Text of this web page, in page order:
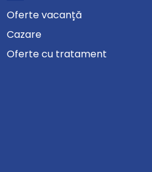
Oferte vacanță
Cazare
Oferte cu tratament